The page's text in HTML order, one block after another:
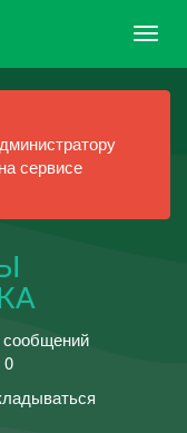
сервисе
сообщений
0